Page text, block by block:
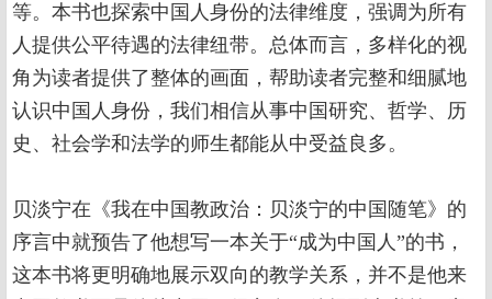
等。本书也探索中国人身份的法律维度，强调为所有
人提供公平待遇的法律纽带。总体而言，多样化的视
角为读者提供了整体的画面，帮助读者完整和细腻地
认识中国人身份，我们相信从事中国研究、哲学、历
史、社会学和法学的师生都能从中受益良多。
贝淡宁在《我在中国教政治：贝淡宁的中国随笔》的
序言中就预告了他想写一本关于“成为中国人”的书，
这本书将更明确地展示双向的教学关系，并不是他来